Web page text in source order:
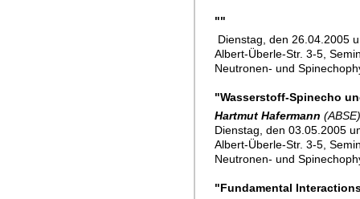
""
Dienstag, den 26.04.2005
Albert-Überle-Str. 3-5,
Neutronen- und
"Wasserstoff-Spinecho
Hartmut Hafermann (ABSE)
Dienstag, den 03.05.2005
Albert-Überle-Str. 3-5,
Neutronen- und
"Fundamental